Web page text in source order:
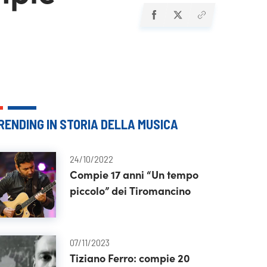
IN STORIA DELLA MUSICA
24/10/2022
Compie 17 anni “Un tempo
piccolo” dei Tiromancino
07/11/2023
Tiziano Ferro: compie 20